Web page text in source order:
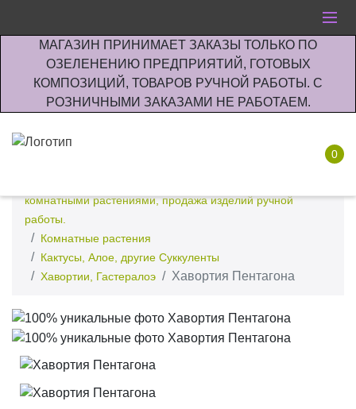
МАГАЗИН ПРИНИМАЕТ ЗАКАЗЫ ТОЛЬКО ПО
ОЗЕЛЕНЕНИЮ ПРЕДПРИЯТИЙ, ГОТОВЫХ
КОМПОЗИЦИЙ, ТОВАРОВ РУЧНОЙ РАБОТЫ. С
РОЗНИЧНЫМИ ЗАКАЗАМИ НЕ РАБОТАЕМ.
0
комнатными растениями, продажа изделий ручной
работы.
Комнатные растения
Кактусы, Алое, другие Суккуленты
Хавортии, Гастералоэ
Хавортия Пентагона